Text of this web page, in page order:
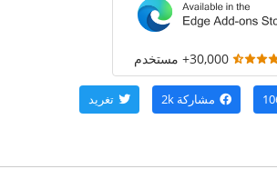
30,000+ مستخدم
مشاركة 2k تغريد